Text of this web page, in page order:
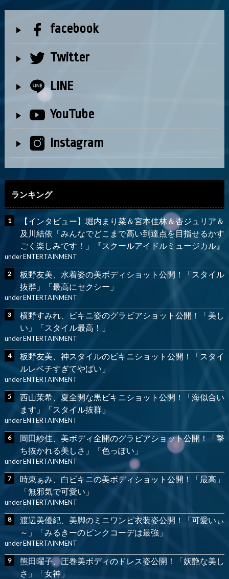
facebook
Twitter
LINE
YouTube
Instagram
ランキング
【インタビュー】堀内まり菜＆宮本佳林＆杏ジュリア＆
及川結依「みんなでどこまで高い到達点を目指せるかす
ごく楽しみです！」『スクールアイドルミュージカル』
underENTERTAINMENT
板野友美、水着姿の美ボディショット公開！「スタイル
抜群」「最高にセクシー」
underENTERTAINMENT
横野すみれ、ビキニ姿のグラビアショット公開！「美し
い」「スタイル最高！」
underENTERTAINMENT
板野友美、神スタイルのビキニショット公開！「スタイ
ルレベチすぎてやばい」
underENTERTAINMENT
西山茉希、夏全開な黒ビキニショット公開！「海似合い
ます」「スタイル抜群」
underENTERTAINMENT
岡田紗佳、美ボディ全開のグラビアショット公開！「撃
ち抜かれる美しさ」「色っぽい」
underENTERTAINMENT
時東ぁみ、白ビキニの美ボディショット公開！「最高」
「無邪気で可愛い」
underENTERTAINMENT
渡辺美優紀、美脚のミニワンピ衣装姿公開！「可愛いぃ
～」「みるきーのピンクコーデは最強」
underENTERTAINMENT
熊田曜子、圧巻美ボディのドレス姿公開！「妖艶な美し
さ」「女神」